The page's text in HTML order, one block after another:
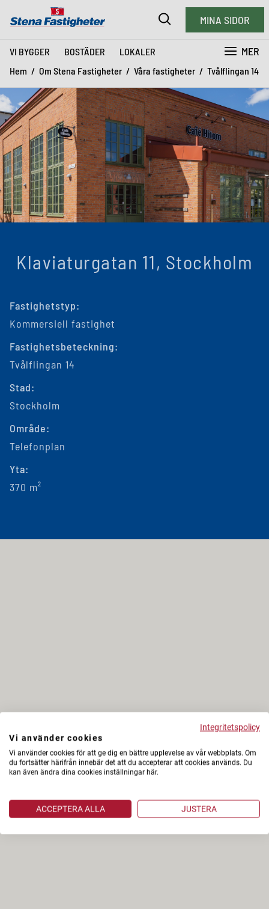
VI BYGGER BOSTÄDER LOKALER MER
MINA SIDOR
Hem Om Stena Fastigheter Våra fastigheter Tvålflingan 14
Klaviaturgatan 11, Stockholm
Fastighetstyp:
Kommersiell fastighet
Fastighetsbeteckning:
Tvålflingan 14
Stad:
Stockholm
Område:
Telefonplan
Yta:
370 m²
Integritetspolicy
Vi använder cookies
Vi använder cookies för att ge dig en bättre upplevelse av vår webbplats. Om
du fortsätter härifrån innebär det att du accepterar att cookies används. Du
kan även ändra dina cookies inställningar här.
ACCEPTERA ALLA JUSTERA